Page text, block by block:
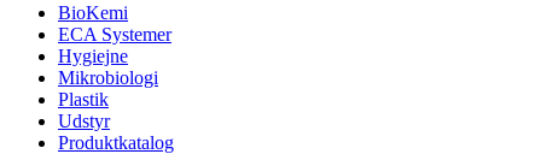
BioKemi
ECA Systemer
Hygiejne
Mikrobiologi
Plastik
Udstyr
Produktkatalog